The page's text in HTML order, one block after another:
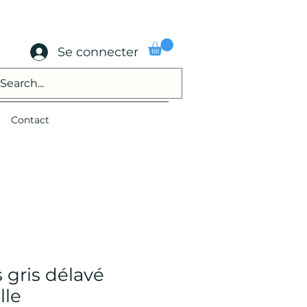
Se connecter
Contact
gris délavé